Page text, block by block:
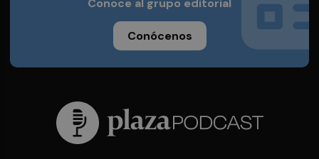
Conoce al grupo editorial
Conócenos